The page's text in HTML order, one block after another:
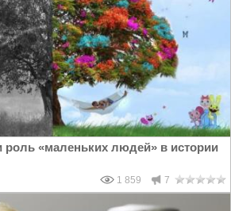
«маленьких людей» в истории
1 859 7